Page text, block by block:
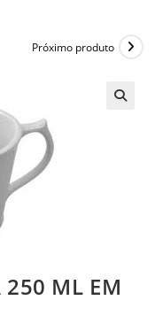
Próximo produto
250 ML EM